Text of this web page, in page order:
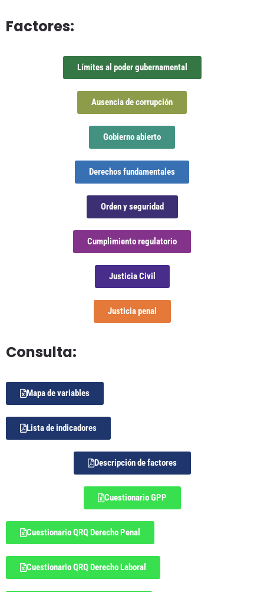
Factores:
Límites al poder gubernamental
Ausencia de corrupción
Gobierno abierto
Derechos fundamentales
Orden y seguridad
Cumplimiento regulatorio
Justicia Civil
Justicia penal
Consulta:
Mapa de variables
Lista de indicadores
Descripción de factores
Cuestionario GPP
Cuestionario QRQ Derecho Penal
Cuestionario QRQ Derecho Laboral